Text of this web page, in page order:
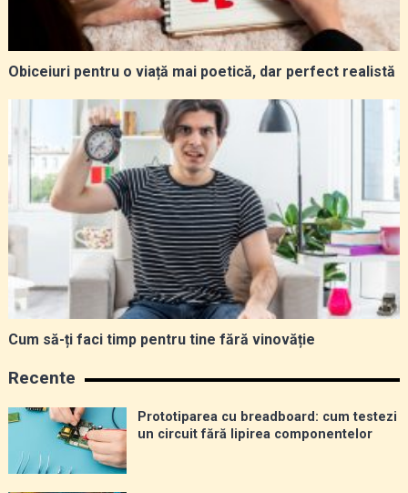
Obiceiuri pentru o viață mai poetică, dar perfect realistă
Cum să-ți faci timp pentru tine fără vinovăție
Recente
Prototiparea cu breadboard: cum testezi
un circuit fără lipirea componentelor